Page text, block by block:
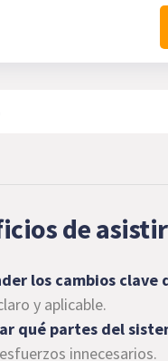
de
los cambios clave
y aplicable.
qué partes del
innecesarios.